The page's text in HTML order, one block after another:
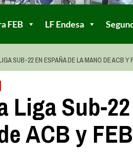
FEB LF Endesa
SUB-22 EN ESPAÑA DE LA MANO DE ACB Y
Liga Sub-
ACB y FEB